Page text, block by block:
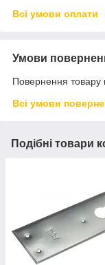
Всі умови оплати
Умови
Повернення товару
Всі умови
Подібні товари